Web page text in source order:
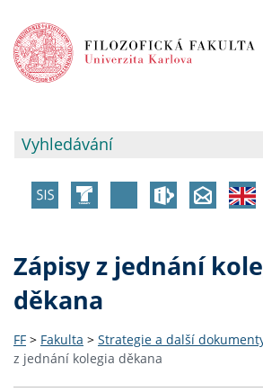
Zápisy z jednání
děkana
FF > Fakulta > Strategie a další
z jednání kolegia děkana